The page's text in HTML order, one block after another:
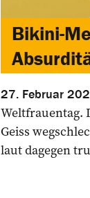
Bikini-
27. Februar
Weltfrauentag.
Geiss
laut dagegen